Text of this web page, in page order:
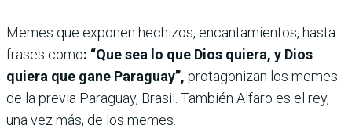
Memes que exponen hechizos, encantamientos, hasta
frases como: “Que sea lo que Dios quiera, y Dios
quiera que gane Paraguay”, protagonizan los memes
de la previa Paraguay, Brasil. También Alfaro es el rey,
una vez más, de los memes.